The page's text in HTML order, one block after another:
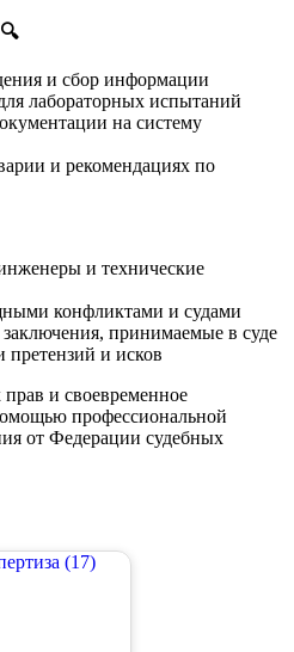
🔍
и сбор информации
лабораторных испытаний
на систему
и рекомендациях по
и технические
конфликтами и судами
принимаемые в суде
и исков
и своевременное
профессиональной
от Федерации судебных